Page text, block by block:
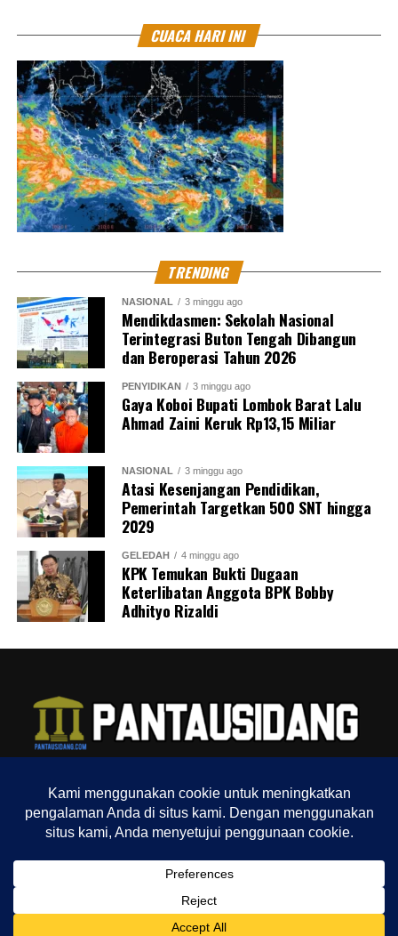
CUACA HARI INI
TRENDING
NASIONAL 3 minggu ago
Mendikdasmen: Sekolah Nasional
Terintegrasi Buton Tengah Dibangun
dan Beroperasi Tahun 2026
PENYIDIKAN 3 minggu ago
Gaya Koboi Bupati Lombok Barat Lalu
Ahmad Zaini Keruk Rp13,15 Miliar
NASIONAL 3 minggu ago
Atasi Kesenjangan Pendidikan,
Pemerintah Targetkan 500 SNT hingga
2029
GELEDAH 4 minggu ago
KPK Temukan Bukti Dugaan
Keterlibatan Anggota BPK Bobby
Adhityo Rizaldi
YOUTUBE CHANNEL